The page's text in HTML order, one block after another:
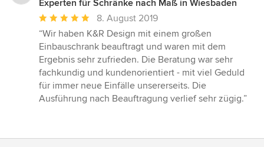
Experten für Schränke nach Maß in Wiesbaden
Durchschnittliche
Bewertung:
5
von
5
Sternen
8. August 2019
“Wir haben K&R Design mit einem großen
Einbauschrank beauftragt und waren mit dem
Ergebnis sehr zufrieden. Die Beratung war sehr
fachkundig und kundenorientiert - mit viel Geduld
für immer neue Einfälle unsererseits. Die
Ausführung nach Beauftragung verlief sehr zügig.”